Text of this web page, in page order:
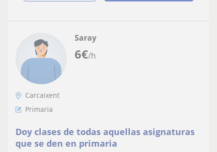
6€/h
Saray
Carcaixent
Primaria
Doy clases de todas aquellas asignaturas
que se den en primaria